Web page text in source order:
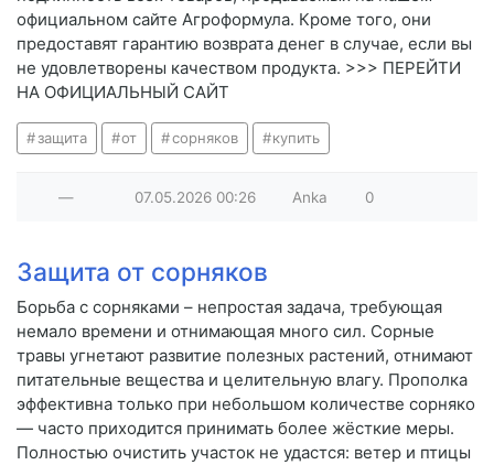
официальном сайте Агроформула. Кроме того, они
предоставят гарантию возврата денег в случае, если вы
не удовлетворены качеством продукта. >>> ПЕРЕЙТИ
НА ОФИЦИАЛЬНЫЙ САЙТ
защита от сорняков купить
— 07.05.2026 00:26 Anka 0
Защита от сорняков
Борьба с сорняками – непростая задача, требующая
немало времени и отнимающая много сил. Сорные
травы угнетают развитие полезных растений, отнимают
питательные вещества и целительную влагу. Прополка
эффективна только при небольшом количестве сорняко
— часто приходится принимать более жёсткие меры.
Полностью очистить участок не удастся: ветер и птицы